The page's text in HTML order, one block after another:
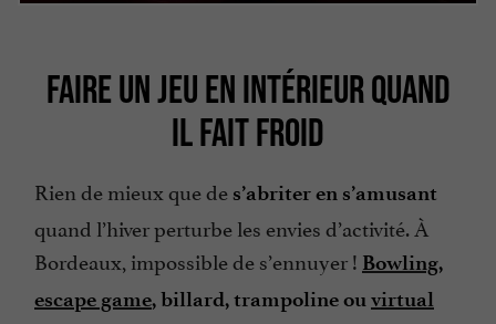
FAIRE UN JEU EN INTÉRIEUR QUAND
IL FAIT FROID
Rien de mieux que de s’abriter en s’amusant
quand l’hiver perturbe les envies d’activité. À
Bordeaux, impossible de s’ennuyer ! Bowling,
escape game, billard, trampoline ou virtual